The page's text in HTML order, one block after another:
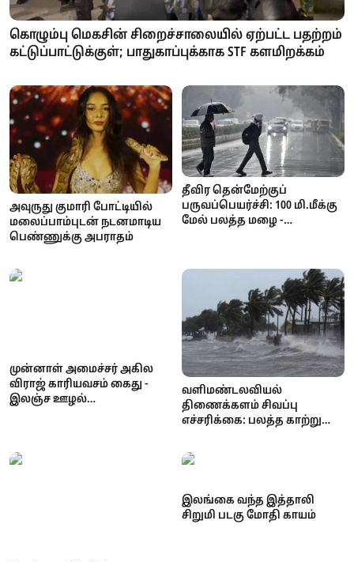
கொழும்பு மெகசின் சிறைச்சாலையில் ஏற்பட்ட பதற்றம்
கட்டுப்பாட்டுக்குள்; பாதுகாப்புக்காக STF களமிறக்கம்
அவுருது குமாரி போட்டியில்
மலைப்பாம்புடன் நடனமாடிய
பெண்ணுக்கு அபராதம்
தீவிர தென்மேற்குப்
பருவப்பெயர்ச்சி: 100 மி.மீக்கு
மேல் பலத்த மழை -
முன்னாள் அமைச்சர் அகில
விராஜ் காரியவசம் கைது -
இலஞ்ச ஊழல்
வளிமண்டலவியல்
திணைக்களம் சிவப்பு
எச்சரிக்கை: பலத்த காற்று
- மீனவர்களுக்கு முக்கிய
அறிவிப்பு!
இலங்கை வந்த இத்தாலி
சிறுமி படகு மோதி காயம்